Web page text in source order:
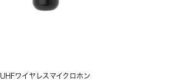
UHFワイヤレスマイクロホン